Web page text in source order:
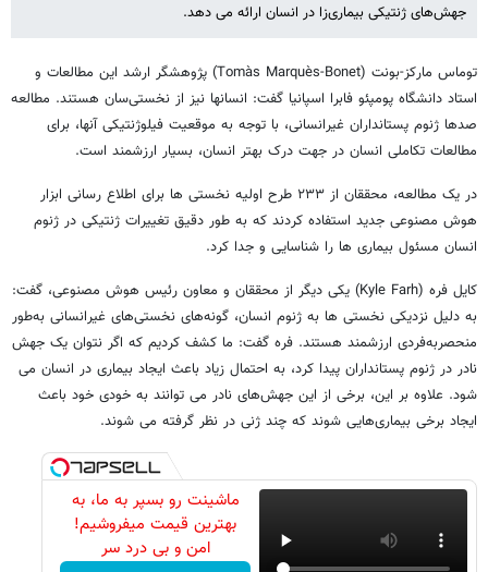
جهش‌های ژنتیکی بیماری‌زا در انسان ارائه می ‌دهد.
توماس مارکز-بونت (Tomàs Marquès-Bonet) پژوهشگر ارشد این مطالعات و
استاد دانشگاه پومپئو فابرا اسپانیا گفت: انسانها نیز از نخستی‌سان هستند. مطالعه
صدها ژنوم پستانداران غیرانسانی، با توجه به موقعیت فیلوژنتیکی آنها، برای
مطالعات تکاملی انسان در جهت درک بهتر انسان، بسیار ارزشمند است.
در یک مطالعه، محققان از ۲۳۳ طرح اولیه نخستی ها برای اطلاع رسانی ابزار
هوش مصنوعی جدید استفاده کردند که به طور دقیق تغییرات ژنتیکی در ژنوم
انسان مسئول بیماری ها را شناسایی و جدا کرد.
کایل فره (Kyle Farh) یکی دیگر از محققان و معاون رئیس هوش مصنوعی، گفت:
به دلیل نزدیکی نخستی ها به ژنوم انسان، گونه‌های نخستی‌های غیرانسانی به‌طور
منحصربه‌فردی ارزشمند هستند. فره گفت: ما کشف کردیم که اگر نتوان یک جهش
نادر در ژنوم پستانداران پیدا کرد، به احتمال زیاد باعث ایجاد بیماری در انسان می
شود. علاوه بر این، برخی از این جهش‌های نادر می ‌توانند به خودی خود باعث
ایجاد برخی بیماری‌هایی شوند که چند ژنی در نظر گرفته می ‌شوند.
ماشینت رو بسپر به ما، به
بهترین قیمت میفروشیم!
امن و بی درد سر